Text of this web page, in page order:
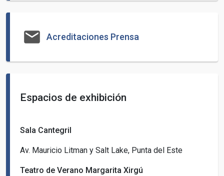
email Acreditaciones Prensa
Espacios de exhibición
Sala Cantegril
Av. Mauricio Litman y Salt Lake, Punta del Este
Teatro de Verano Margarita Xirgú